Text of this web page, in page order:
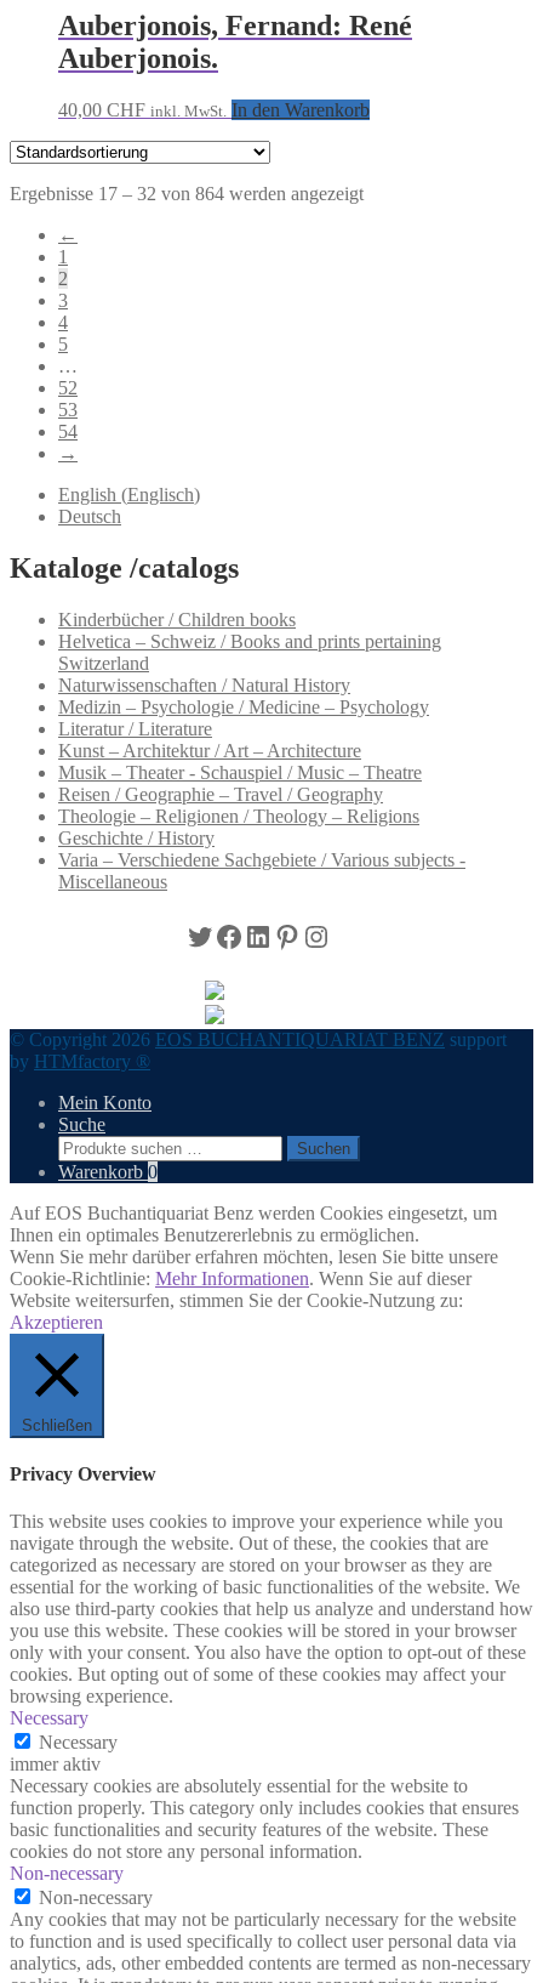
Auberjonois, Fernand: René
Auberjonois.
40,00 CHF inkl. MwSt. In den Warenkorb
Ergebnisse 17 – 32 von 864 werden angezeigt
←
1
2
3
4
5
…
52
53
54
→
English (Englisch)
Deutsch
Kataloge /catalogs
Kinderbücher / Children books
Helvetica – Schweiz / Books and prints pertaining
Switzerland
Naturwissenschaften / Natural History
Medizin – Psychologie / Medicine – Psychology
Literatur / Literature
Kunst – Architektur / Art – Architecture
Musik – Theater - Schauspiel / Music – Theatre
Reisen / Geographie – Travel / Geography
Theologie – Religionen / Theology – Religions
Geschichte / History
Varia – Verschiedene Sachgebiete / Various subjects -
Miscellaneous
Twitter
Facebook
LinkedIn
Pinterest
Instagram
© Copyright 2026 EOS BUCHANTIQUARIAT BENZ support
by HTMfactory ®
Mein Konto
Suche
Suchen
nach:
Suchen
Warenkorb 0
Auf EOS Buchantiquariat Benz werden Cookies eingesetzt, um
Ihnen ein optimales Benutzererlebnis zu ermöglichen.
Wenn Sie mehr darüber erfahren möchten, lesen Sie bitte unsere
Cookie-Richtlinie: Mehr Informationen. Wenn Sie auf dieser
Website weitersurfen, stimmen Sie der Cookie-Nutzung zu:
Akzeptieren
Schließen
Privacy Overview
This website uses cookies to improve your experience while you
navigate through the website. Out of these, the cookies that are
categorized as necessary are stored on your browser as they are
essential for the working of basic functionalities of the website. We
also use third-party cookies that help us analyze and understand how
you use this website. These cookies will be stored in your browser
only with your consent. You also have the option to opt-out of these
cookies. But opting out of some of these cookies may affect your
browsing experience.
Necessary
Necessary
immer aktiv
Necessary cookies are absolutely essential for the website to
function properly. This category only includes cookies that ensures
basic functionalities and security features of the website. These
cookies do not store any personal information.
Non-necessary
Non-necessary
Any cookies that may not be particularly necessary for the website
to function and is used specifically to collect user personal data via
analytics, ads, other embedded contents are termed as non-necessary